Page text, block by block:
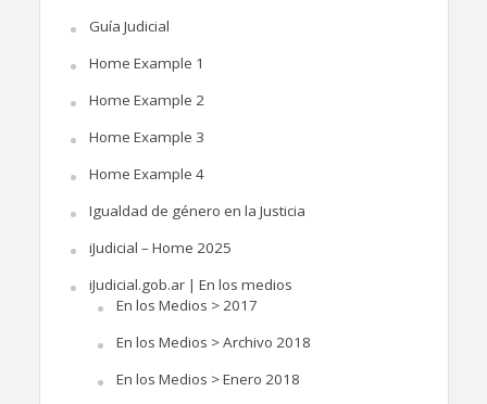
Guía Judicial
Home Example 1
Home Example 2
Home Example 3
Home Example 4
Igualdad de género en la Justicia
iJudicial – Home 2025
iJudicial.gob.ar | En los medios
En los Medios > 2017
En los Medios > Archivo 2018
En los Medios > Enero 2018